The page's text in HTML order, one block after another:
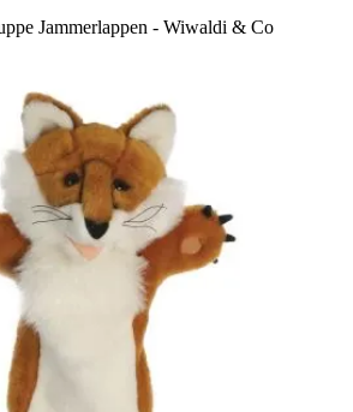
Jammerlappen - Wiwaldi & Co